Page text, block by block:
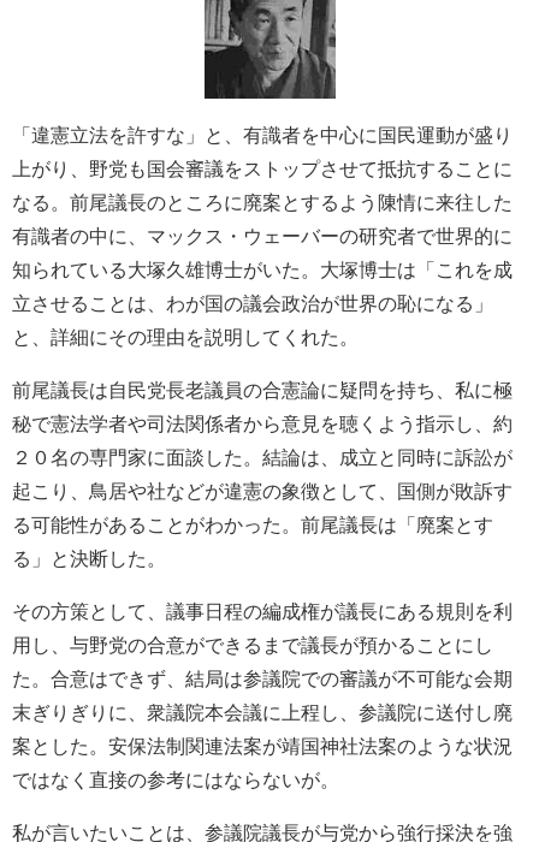
「違憲立法を許すな」と、有識者を中心に国民運動が盛り
上がり、野党も国会審議をストップさせて抵抗することに
なる。前尾議長のところに廃案とするよう陳情に来往した
有識者の中に、マックス・ウェーバーの研究者で世界的に
知られている大塚久雄博士がいた。大塚博士は「これを成
立させることは、わが国の議会政治が世界の恥になる」
と、詳細にその理由を説明してくれた。
前尾議長は自民党長老議員の合憲論に疑問を持ち、私に極
秘で憲法学者や司法関係者から意見を聴くよう指示し、約
２０名の専門家に面談した。結論は、成立と同時に訴訟が
起こり、鳥居や社などが違憲の象徴として、国側が敗訴す
る可能性があることがわかった。前尾議長は「廃案とす
る」と決断した。
その方策として、議事日程の編成権が議長にある規則を利
用し、与野党の合意ができるまで議長が預かることにし
た。合意はできず、結局は参議院での審議が不可能な会期
末ぎりぎりに、衆議院本会議に上程し、参議院に送付し廃
案とした。安保法制関連法案が靖国神社法案のような状況
ではなく直接の参考にはならないが。
私が言いたいことは、参議院議長が与党から強行採決を強